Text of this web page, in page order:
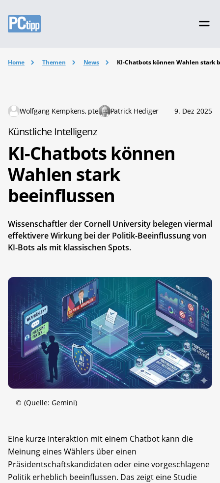
Home Themen News KI-Chatbots können Wahlen stark
Wolfgang Kempkens, pte Patrick Hediger 9. Dez 2025
Künstliche Intelligenz
KI-Chatbots können
Wahlen stark
beeinflussen
Wissenschaftler der Cornell University belegen viermal
effektivere Wirkung bei der Politik-Beeinflussung von
KI-Bots als mit klassischen Spots.
© (Quelle: Gemini)
Eine kurze Interaktion mit einem Chatbot kann die
Meinung eines Wählers über einen
Präsidentschaftskandidaten oder eine vorgeschlagene
Politik erheblich beeinflussen. Das zeigt eine Studie